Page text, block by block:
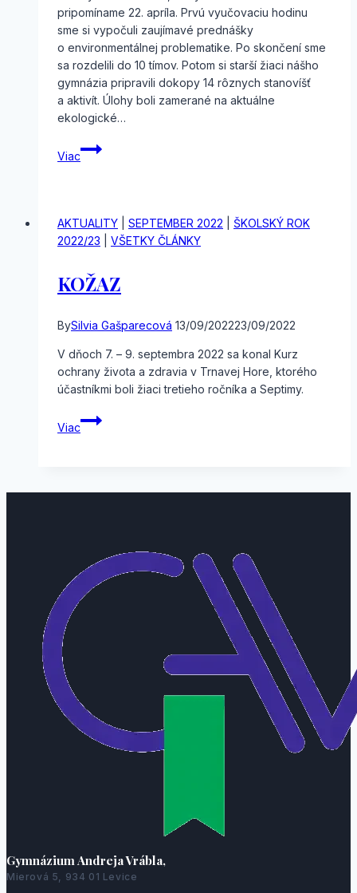
pripomíname 22. apríla. Prvú vyučovaciu hodinu
sme si vypočuli zaujímavé prednášky
o environmentálnej problematike. Po skončení sme
sa rozdelili do 10 tímov. Potom si starší žiaci nášho
gymnázia pripravili dokopy 14 rôznych stanovíšť
a aktivít. Úlohy boli zamerané na aktuálne
ekologické…
Viac
Deň
zeme
AKTUALITY SEPTEMBER 2022
ŠKOLSKÝ ROK
2022/23
VŠETKY ČLÁNKY
KOŽAZ
BySilvia Gašparecová 13/09/202223/09/2022
V dňoch 7. – 9. septembra 2022 sa konal Kurz
ochrany života a zdravia v Trnavej Hore, ktorého
účastníkmi boli žiaci tretieho ročníka a Septimy.
Viac
KOŽAZ
Gymnázium Andreja Vrábla,
Mierová 5, 934 01 Levice